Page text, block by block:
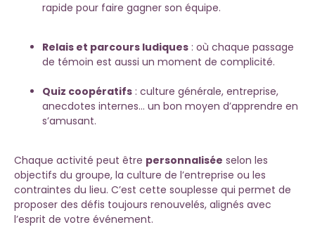
rapide pour faire gagner son équipe.
Relais et parcours ludiques : où chaque passage
de témoin est aussi un moment de complicité.
Quiz coopératifs : culture générale, entreprise,
anecdotes internes… un bon moyen d’apprendre en
s’amusant.
Chaque activité peut être personnalisée selon les
objectifs du groupe, la culture de l’entreprise ou les
contraintes du lieu. C’est cette souplesse qui permet de
proposer des défis toujours renouvelés, alignés avec
l’esprit de votre événement.